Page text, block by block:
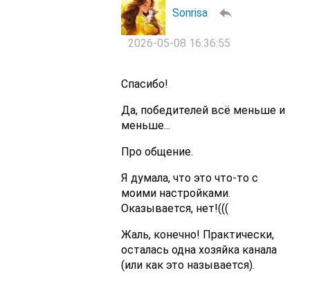
Sonrisa
2026-05-08 16:36:55
Спасибо!
Да, победителей всё меньше и
меньше...
Про общение.
Я думала, что это что-то с
моими настройками.
Оказывается, нет!(((
Жаль, конечно! Практически,
осталась одна хозяйка канала
(или как это называется).